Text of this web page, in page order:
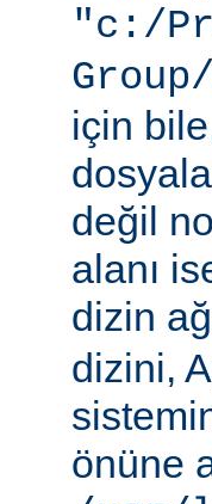
"c:/
için
değil
alanı
dizin
dizini,
önüne